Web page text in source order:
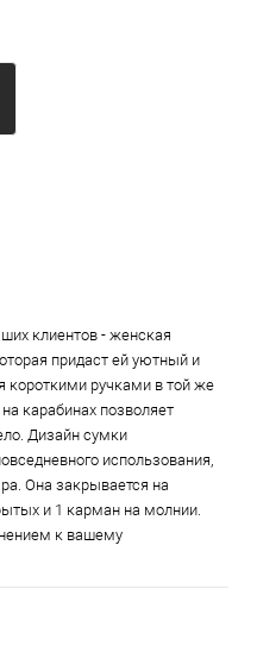
клиентов - женская
придаст ей уютный и
короткими ручками в той же
карабинах позволяет
Дизайн сумки
использования,
Она закрывается на
и 1 карман на молнии.
к вашему